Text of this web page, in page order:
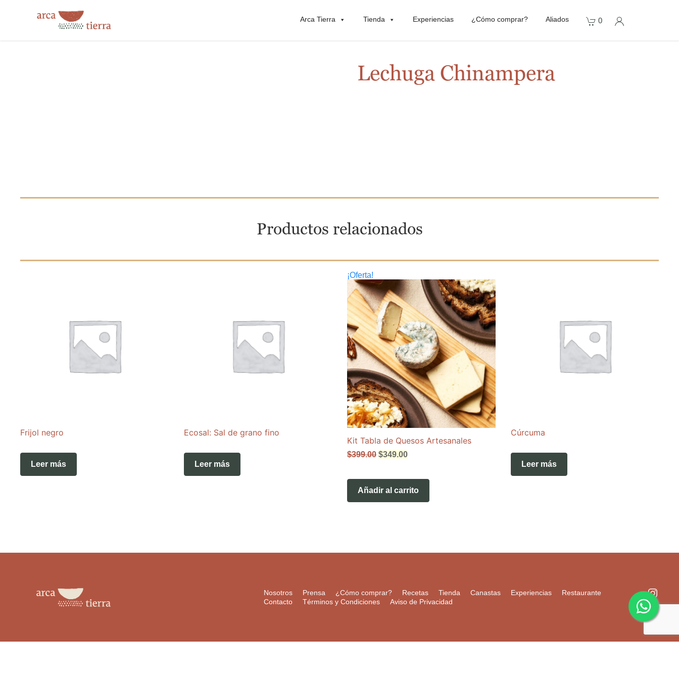
Arca Tierra Tienda Experiencias ¿Cómo comprar? Aliados 0
Lechuga Chinampera
Productos relacionados
Frijol negro
Leer más
Ecosal: Sal de grano fino
Leer más
¡Oferta!
Kit Tabla de Quesos Artesanales
$399.00 El
era:
$399.00.
$349.00El
es:
$349.00.
Añadir al carrito
Cúrcuma
Leer más
Nosotros Prensa ¿Cómo comprar? Recetas Tienda Canastas Experiencias
Restaurante
Contacto
Términos y Condiciones Aviso de Privacidad